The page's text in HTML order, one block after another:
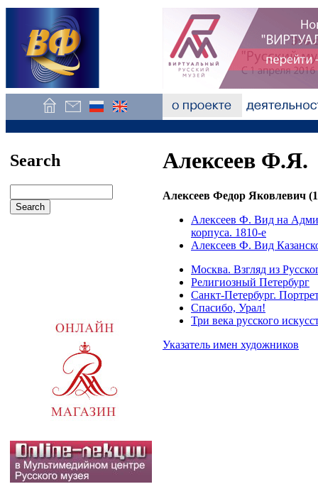
Search Алексеев Ф.Я.
Алексеев Федор Яковлевич
Алексеев Ф. Вид на
корпуса. 1810-е
Алексеев Ф. Вид
Москва. Взгляд из
Религиозный Петербург
Санкт-Петербург.
Спасибо, Урал!
Три века русского
Указатель имен художников